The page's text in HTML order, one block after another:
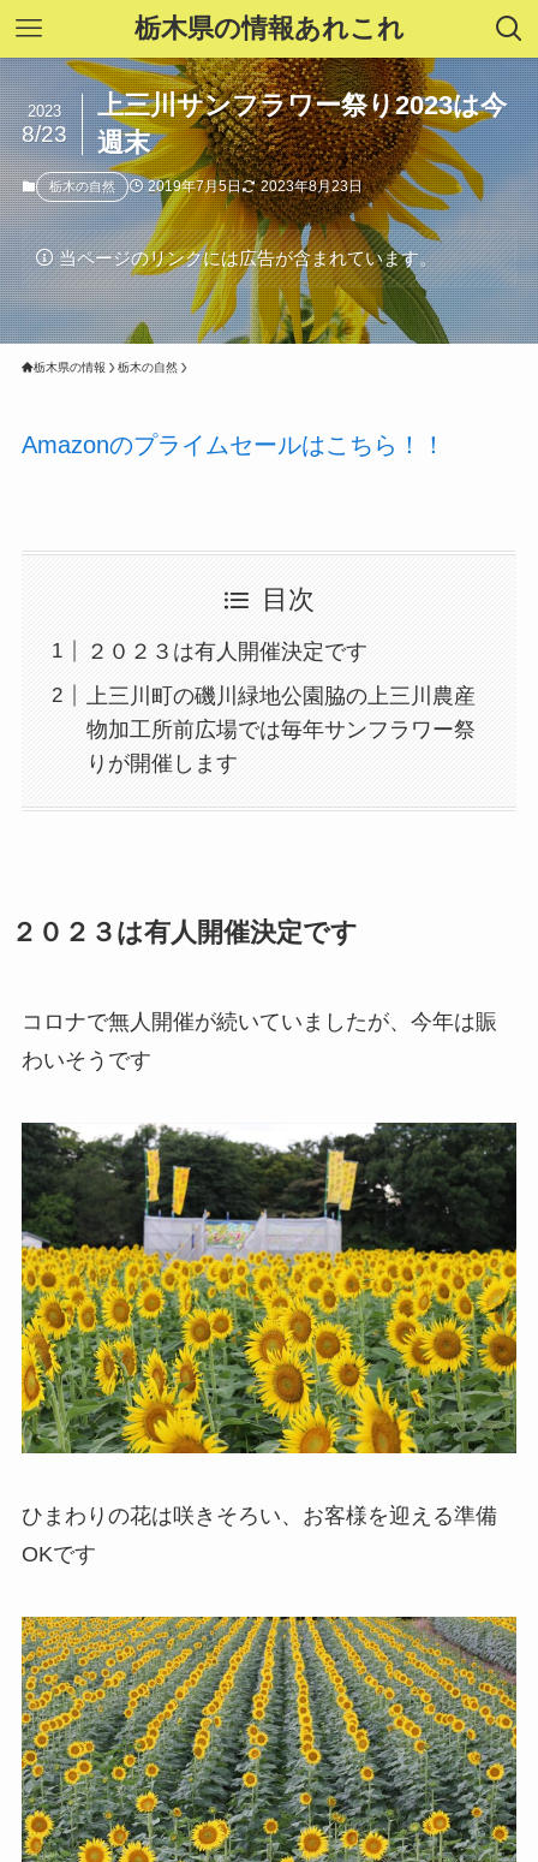
栃木県の情報あれこれ
上三川サンフラワー祭り2023は今
週末
2023
8/23
栃木の自然 2019年7月5日 2023年8月23日
当ページのリンクには広告が含まれています。
栃木県の情報 栃木の自然
Amazonのプライムセールはこちら！！
目次
２０２３は有人開催決定です
上三川町の磯川緑地公園脇の上三川農産
物加工所前広場では毎年サンフラワー祭
りが開催します
２０２３は有人開催決定です
コロナで無人開催が続いていましたが、今年は賑
わいそうです
ひまわりの花は咲きそろい、お客様を迎える準備
OKです